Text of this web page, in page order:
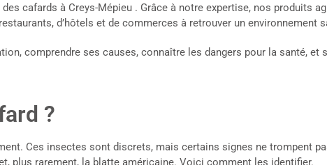
cafards à Creys-Mépieu . Grâce à notre expertise, nos produits
d’hôtels et de commerces à retrouver un environnement
comprendre ses causes, connaître les dangers pour la santé,
?
Ces insectes sont discrets, mais certains signes ne trompent
plus rarement, la blatte américaine. Voici comment les identifier.